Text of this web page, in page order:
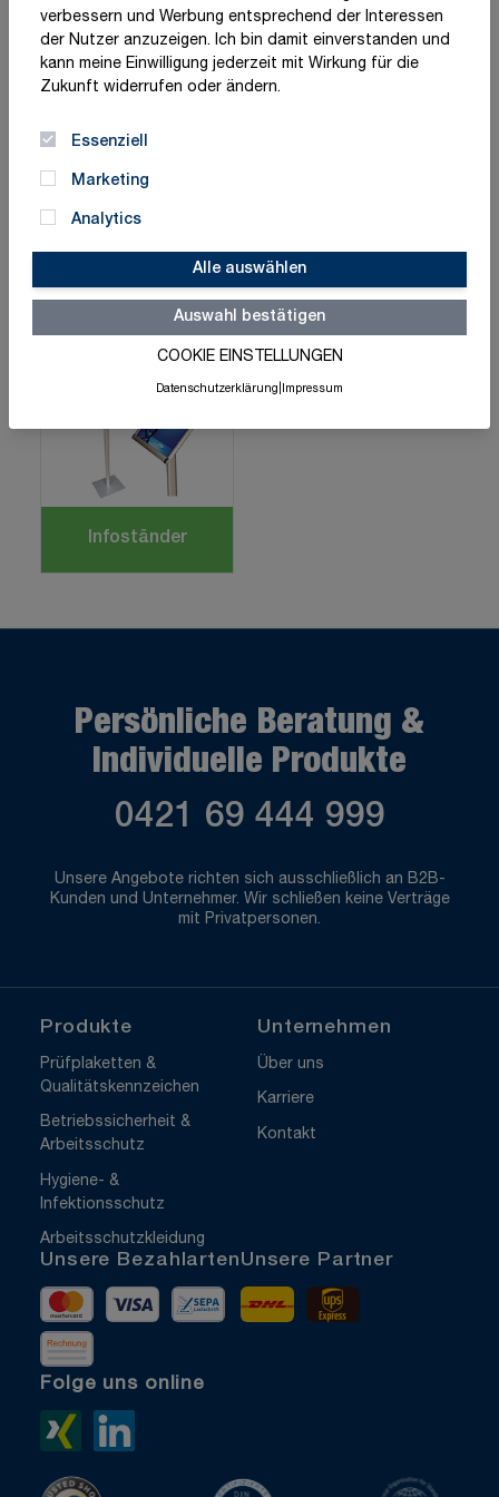
verbessern und Werbung entsprechend der Interessen
der Nutzer anzuzeigen. Ich bin damit einverstanden und
kann meine Einwilligung jederzeit mit Wirkung für die
Zukunft widerrufen oder ändern.
Essenziell
Marketing
Analytics
Alle auswählen
Auswahl bestätigen
COOKIE EINSTELLUNGEN
Datenschutzerklärung Impressum
Ein gut platzierterWerbeaufstellerist kein Deko-Element
– sondern ein hochwirksames Werkzeug zur
Verkaufsförderung, Markenbildung und
Kundenkommunikation.
Prospekthalter & -
Schaukästen &
Leuchtsäulen
Infoständer
Persönliche Beratung &
Individuelle Produkte
0421 69 444 999
Unsere Angebote richten sich ausschließlich an B2B-
Kunden und Unternehmer. Wir schließen keine Verträge
mit Privatpersonen.
Produkte
Prüfplaketten &
Qualitätskennzeichen
Betriebssicherheit &
Arbeitsschutz
Hygiene- &
Infektionsschutz
Arbeitsschutzkleidung
Unternehmen
Über uns
Karriere
Kontakt
Unsere Bezahlarten
MastercardVisa Vorkasse
Rechnung
Unsere Partner
DHL
Folge uns online
Xing>
ISO 9001 zertifiziert